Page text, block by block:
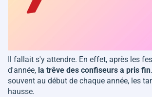
Il fallait s'y attendre. En effet, après les
d'année, la trêve des confiseurs a pris fin
souvent au début de chaque année, les
hausse.